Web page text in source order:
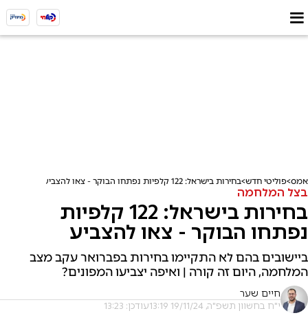
אמס פוליטי חדש בחירות בישראל: 122 קלפיות נפתחו הבוקר - צאו להצביע
בצל המלחמה
בחירות בישראל: 122 קלפיות
נפתחו הבוקר - צאו להצביע
ביישובים בהם לא התקיימו בחירות בפברואר עקב מצב
המלחמה, היום זה קורה | ואיפה יצביעו המפונים?
חיים שער
י"ח בחשוון תשפ"ה, 19/11/24 13:19 עודכן: 13:23